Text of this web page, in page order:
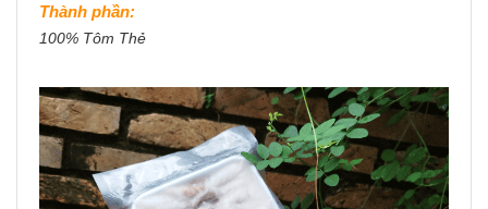
Thành phần:
100% Tôm Thẻ